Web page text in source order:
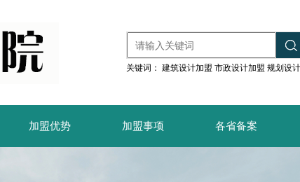
关键词： 建筑设计加盟 市政设计加盟 规划设
加盟优势 加盟事项 各省备案